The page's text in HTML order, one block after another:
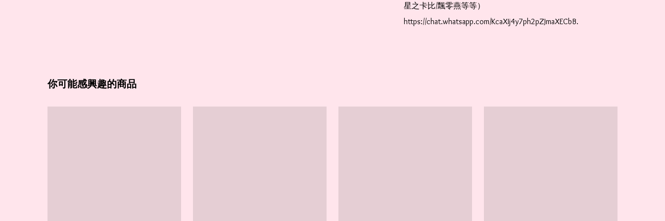
星之卡比/飄零燕等等）
https://chat.whatsapp.com/KcaXIj4y7ph2pZJmaXECbB.
你可能感興趣的商品